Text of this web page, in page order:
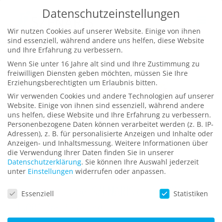
springen
Arbeitsschutz bei SZENARIS erhält ISO
Datenschutzeinstellungen
Wir nutzen Cookies auf unserer Website. Einige von ihnen
sind essenziell, während andere uns helfen, diese Website
und Ihre Erfahrung zu verbessern.
Wenn Sie unter 16 Jahre alt sind und Ihre Zustimmung zu
freiwilligen Diensten geben möchten, müssen Sie Ihre
Erziehungsberechtigten um Erlaubnis bitten.
Wir verwenden Cookies und andere Technologien auf unserer
Website. Einige von ihnen sind essenziell, während andere
uns helfen, diese Website und Ihre Erfahrung zu verbessern.
Personenbezogene Daten können verarbeitet werden (z. B. IP-
Adressen), z. B. für personalisierte Anzeigen und Inhalte oder
Anzeigen- und Inhaltsmessung. Weitere Informationen über
die Verwendung Ihrer Daten finden Sie in unserer
Datenschutzerklärung. Sie können Ihre Auswahl jederzeit
unter Einstellungen widerrufen oder anpassen.
Datenschutzeinstellungen
Essenziell Statistiken